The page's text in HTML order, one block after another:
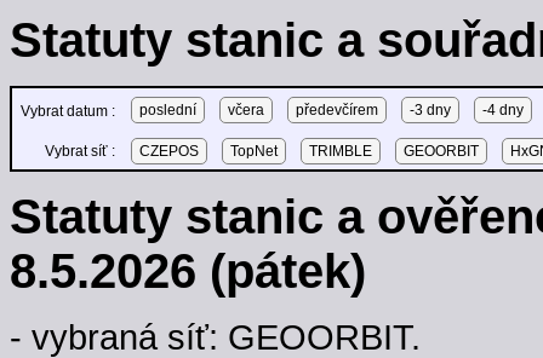
Statuty stanic a
Vybrat datum : poslední včera předevčírem -3 dny -4 dny
Vybrat síť : CZEPOS TopNet TRIMBLE GEOORBIT
Statuty stanic a
8.5.2026 (pátek)
- vybraná síť: GEOORBIT.